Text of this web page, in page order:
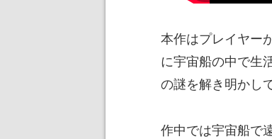
本作はプレイヤー
に宇宙船の中で生
の謎を解き明かし
作中では宇宙船で